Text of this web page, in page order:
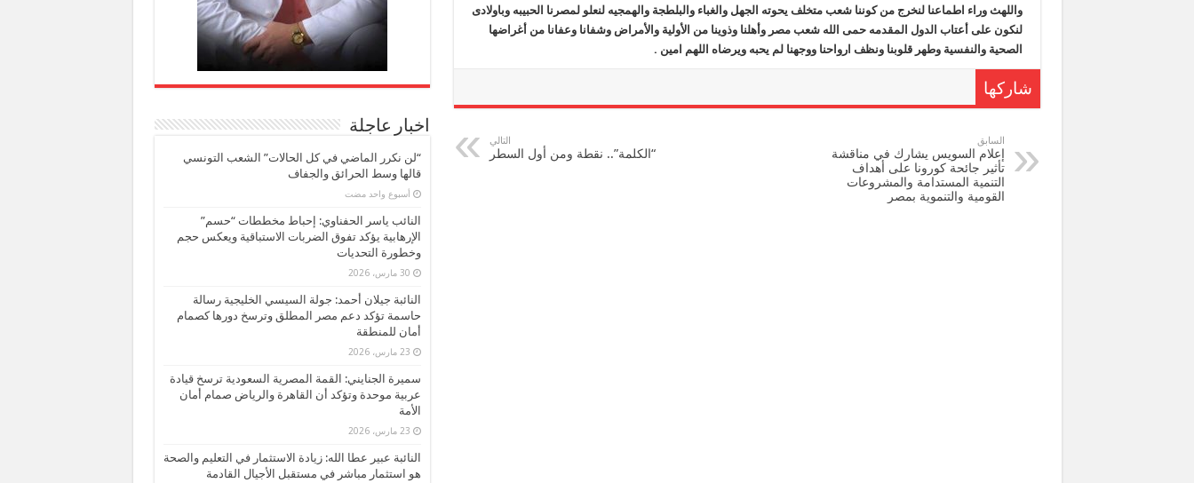
واللهث وراء اطماعنا لنخرج من كوننا شعب متخلف يحوته الجهل والغباء والبلطجة والهمجيه لنعلو لمصرنا الحبيبه وباولادى
لنكون على أعتاب الدول المقدمه حمى الله شعب مصر وأهلنا وذوينا من الأولية والأمراض وشفانا وعفانا من أغراضها
الصحية والنفسية وطهر قلوبنا ونظف ارواحنا ووجهنا لم يحبه ويرضاه اللهم امين .
شاركها
السابق
إعلام السويس يشارك في مناقشة
تأثير جائحة كورونا على أهداف
التنمية المستدامة والمشروعات
القومية والتنموية بمصر
التالي
“الكلمة”.. نقطة ومن أول السطر
اخبار عاجلة
“لن نكرر الماضي في كل الحالات” الشعب التونسي
قالها وسط الحرائق والجفاف
‏أسبوع واحد مضت
النائب ياسر الحفناوي: إحباط مخططات “حسم”
الإرهابية يؤكد تفوق الضربات الاستباقية ويعكس حجم
وخطورة التحديات
30 مارس، 2026
النائبة جيلان أحمد: جولة السيسي الخليجية رسالة
حاسمة تؤكد دعم مصر المطلق وترسخ دورها كصمام
أمان للمنطقة
23 مارس، 2026
سميرة الجنايني: القمة المصرية السعودية ترسخ قيادة
عربية موحدة وتؤكد أن القاهرة والرياض صمام أمان
الأمة
23 مارس، 2026
النائبة عبير عطا الله: زيادة الاستثمار في التعليم والصحة
هو استثمار مباشر في مستقبل الأجيال القادمة